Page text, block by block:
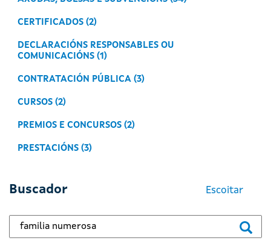
CERTIFICADOS (2)
DECLARACIÓNS RESPONSABLES OU
COMUNICACIÓNS (1)
CONTRATACIÓN PÚBLICA (3)
CURSOS (2)
PREMIOS E CONCURSOS (2)
PRESTACIÓNS (3)
Buscador Escoitar
Buscar... no buscador principal